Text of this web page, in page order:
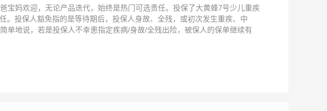
宝妈欢迎，无论产品迭代，始终是热门可选责任。投保了大黄蜂7号少儿重疾
。投保人豁免指的是等待期后，投保人身故、全残，或初次发生重疾、中
单地说，若是投保人不幸患指定疾病/身故/全残出险，被保人的保单继续有